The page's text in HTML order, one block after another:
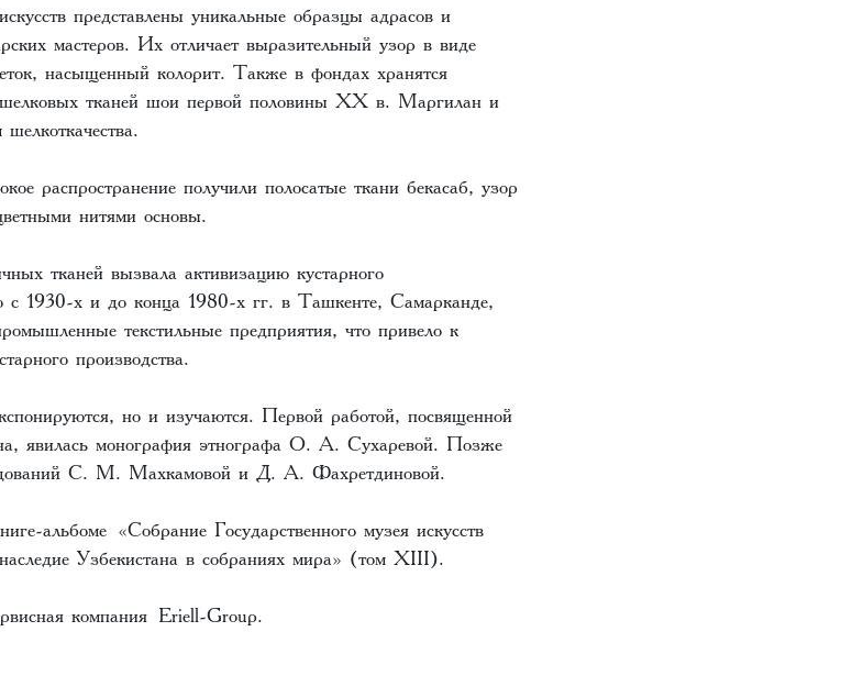
представлены уникальные образцы адрасов и
мастеров. Их отличает выразительный узор в виде
насыщенный колорит. Также в фондах хранятся
шелковых тканей шои первой половины ХХ в. Маргилан и
получили полосатые ткани бекасаб, узор
нитями основы.
тканей вызвала активизацию кустарного
с 1930-х и до конца 1980-х гг. в Ташкенте, Самарканде,
текстильные предприятия, что привело к
производства.
но и изучаются. Первой работой, посвященной
явилась монография этнографа О. А. Сухаревой. Позже
С. М. Махкамовой и Д. А. Фахретдиновой.
альбоме «Собрание Государственного музея искусств
Узбекистана в собраниях мира» (том XIII).
компания Eriell-Group.